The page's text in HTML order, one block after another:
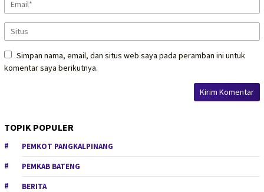
Simpan nama, email, dan situs web saya pada peramban ini untuk
komentar saya berikutnya.
TOPIK POPULER
PEMKOT PANGKALPINANG
PEMKAB BATENG
BERITA